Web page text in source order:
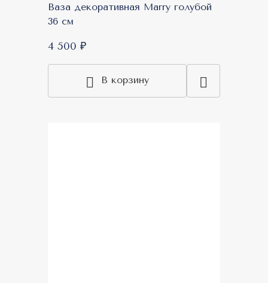
Ваза декоративная Marry голубой
36 см
4 500 ₽
В корзину